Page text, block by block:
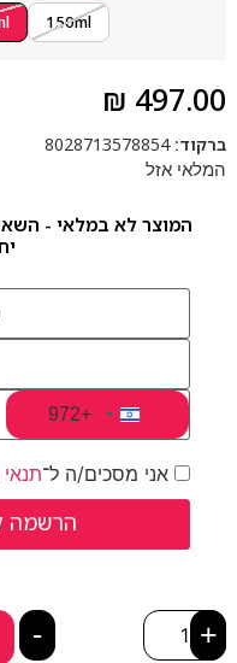
150ml
₪ 497.00
ברקוד: 8028713578854
המלאי אזל
המוצר לא במלאי -
Israel +972
+972
אני מסכים/ה ל־תנאי
- +